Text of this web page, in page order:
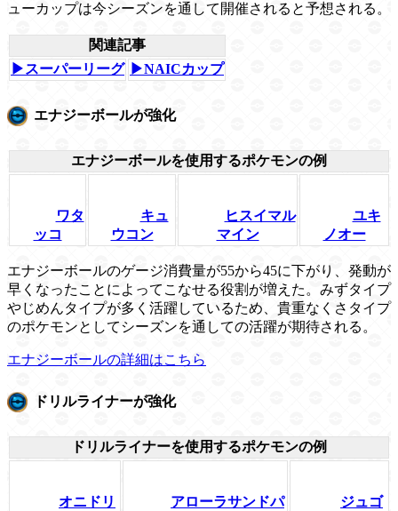
ューカップは今シーズンを通して開催されると予想される。
関連記事
▶スーパーリーグ ▶NAICカップ
エナジーボールが強化
エナジーボールを使用するポケモンの例
ワタ
ッコ
キュ
ウコン
ヒスイマル
マイン
ユキ
ノオー
エナジーボールのゲージ消費量が55から45に下がり、発動が
早くなったことによってこなせる役割が増えた。みずタイプ
やじめんタイプが多く活躍しているため、貴重なくさタイプ
のポケモンとしてシーズンを通しての活躍が期待される。
エナジーボールの詳細はこちら
ドリルライナーが強化
ドリルライナーを使用するポケモンの例
オニドリ
アローラサンドパ
ジュゴ